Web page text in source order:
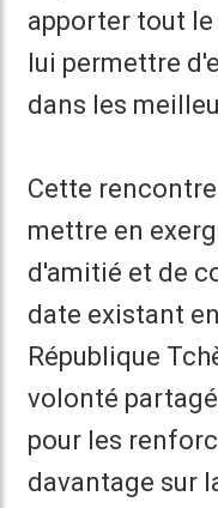
apporter tout
lui permettre
dans les
Cette
mettre en
d'amitié et de
date existant
République
volonté
pour les
davantage sur